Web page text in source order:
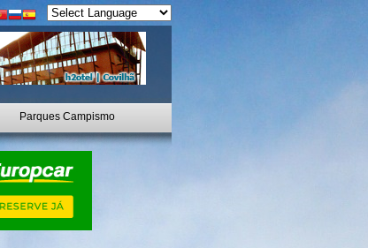
Parques Campismo